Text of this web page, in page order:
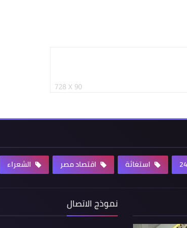
استغاثة اقتصاد مصر الشعراء
نموذج الاتصال